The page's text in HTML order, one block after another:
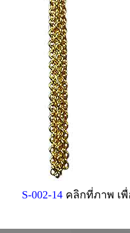
S-002-14คลิกที่ภาพ เพื่